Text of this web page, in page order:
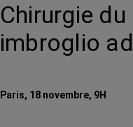
Chirurgie
imbroglio
Paris, 18 novembre, 9H